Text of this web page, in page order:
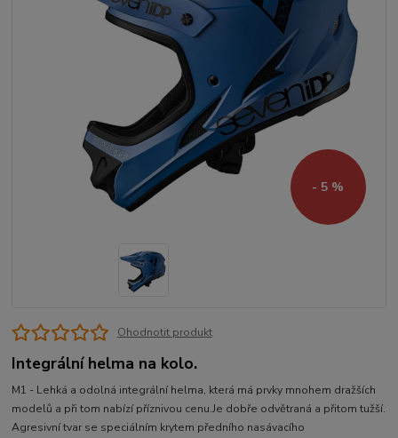
- 5 %
Ohodnotit produkt
Integrální helma na kolo.
M1 - Lehká a odolná integrální helma, která má prvky mnohem dražších
modelů a při tom nabízí příznivou cenu.Je dobře odvětraná a přitom tužší.
Agresivní tvar se speciálním krytem předního nasávacího